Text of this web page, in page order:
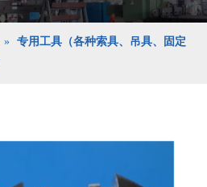
Pусский
» 专用工具（各种索具、吊具、固定